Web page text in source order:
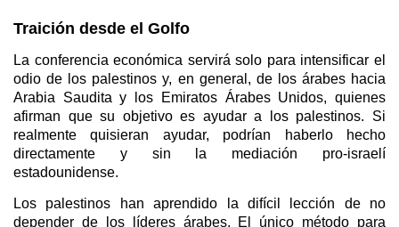
Traición desde el Golfo
La conferencia económica servirá solo para intensificar el
odio de los palestinos y, en general, de los árabes hacia
Arabia Saudita y los Emiratos Árabes Unidos, quienes
afirman que su objetivo es ayudar a los palestinos. Si
realmente quisieran ayudar, podrían haberlo hecho
directamente y sin la mediación pro-israelí
estadounidense.
Los palestinos han aprendido la difícil lección de no
depender de los líderes árabes. El único método para